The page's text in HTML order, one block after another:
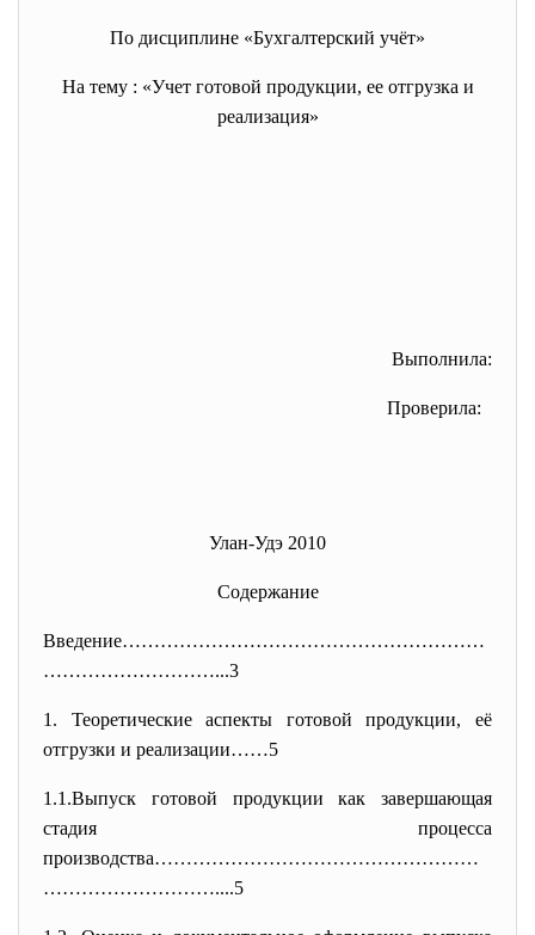
По дисциплине «Бухгалтерский учёт»
На тему : «Учет готовой продукции, ее отгрузка и
реализация»
Выполнила:
Проверила:
Улан-Удэ 2010
Содержание
Введение…………………………………………………
………………………...3
1. Теоретические аспекты готовой продукции, её
отгрузки и реализации……5
1.1.Выпуск готовой продукции как завершающая
стадия процесса
производства……………………………………………
………………………....5